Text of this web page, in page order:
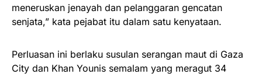
meneruskan jenayah dan pelanggaran gencatan
senjata,” kata pejabat itu dalam satu kenyataan.
Perluasan ini berlaku susulan serangan maut di Gaza
City dan Khan Younis semalam yang meragut 34